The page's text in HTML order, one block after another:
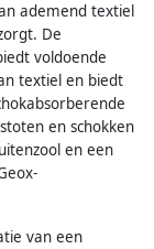
ademend textiel
De
voldoende
textiel en biedt
en schokken
en een
van een